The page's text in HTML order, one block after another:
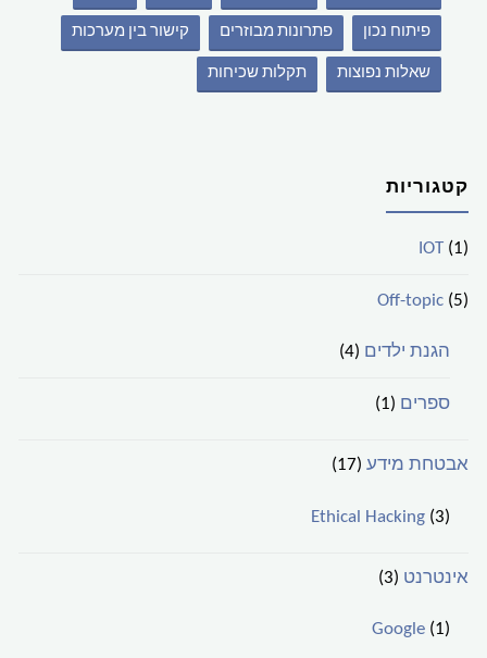
פיתוח נכון פתרונות מבוזרים קישור בין מערכות
שאלות נפוצות תקלות שכיחות
קטגוריות
IOT(1)
Off-topic(5)
הגנת ילדים (4)
ספרים (1)
אבטחת מידע (17)
Ethical Hacking(3)
אינטרנט (3)
Google(1)